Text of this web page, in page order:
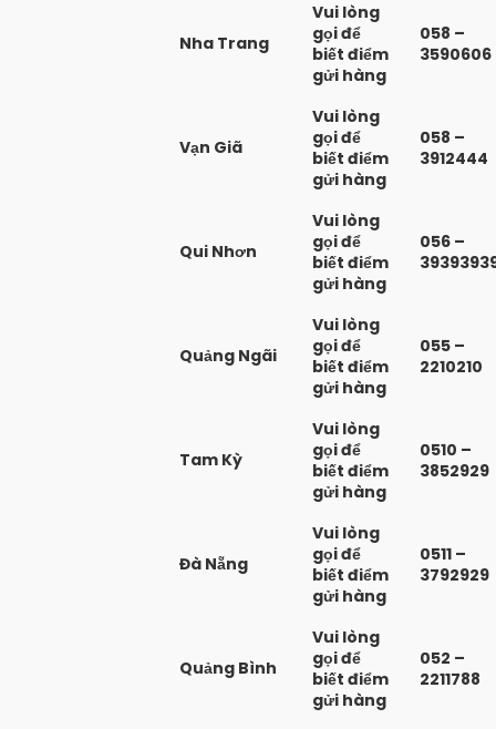
Nha Trang
Vui lòng
gọi để
biết điểm
gửi hàng
058 –
3590606
Vạn Giã
Vui lòng
gọi để
biết điểm
gửi hàng
058 –
3912444
Qui Nhơn
Vui lòng
gọi để
biết điểm
gửi hàng
056 –
Quảng Ngãi
Vui lòng
gọi để
biết điểm
gửi hàng
055 –
2210210
Tam Kỳ
Vui lòng
gọi để
biết điểm
gửi hàng
0510 –
3852929
Đà Nẵng
Vui lòng
gọi để
biết điểm
gửi hàng
0511 –
3792929
Quảng Bình
Vui lòng
gọi để
biết điểm
gửi hàng
052 –
2211788